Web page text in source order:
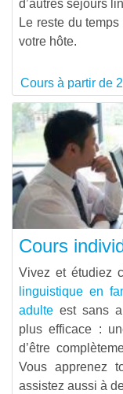
d’autres séjours
Le reste du
votre hôte.
Cours à partir de
Cours
Vivez et étudiez
linguistique en
adulte est sans
plus efficace :
d’être
Vous apprenez
assistez aussi à